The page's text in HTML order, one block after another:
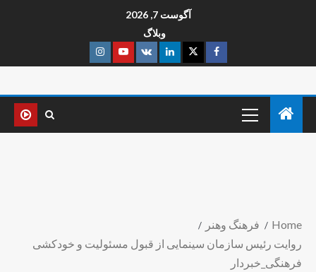
آگوست 7, 2026
وبلاگ
Home
فرهنگ وهنر
روایت رئیس سازمان سینمایی از قبول مسئولیت و خودکشی
فرهنگی_خبردار